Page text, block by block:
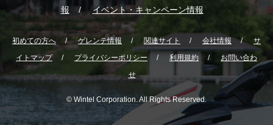
報 イベント・キャンペーン情報
初めての方へ ゲレンテ情報 関連サイト 会社情報
サ
イトマップ
プライバシーポリシー 利用規約
お問い合わ
せ
© Wintel Corporation. All Rights Reserved.